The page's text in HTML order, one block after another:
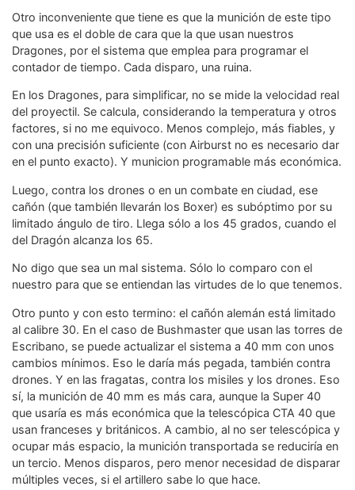
Otro inconveniente que tiene es que la munición de este tipo
que usa es el doble de cara que la que usan nuestros
Dragones, por el sistema que emplea para programar el
contador de tiempo. Cada disparo, una ruina.
En los Dragones, para simplificar, no se mide la velocidad real
del proyectil. Se calcula, considerando la temperatura y otros
factores, si no me equivoco. Menos complejo, más fiables, y
con una precisión suficiente (con Airburst no es necesario dar
en el punto exacto). Y municion programable más económica.
Luego, contra los drones o en un combate en ciudad, ese
cañón (que también llevarán los Boxer) es subóptimo por su
limitado ángulo de tiro. Llega sólo a los 45 grados, cuando el
del Dragón alcanza los 65.
No digo que sea un mal sistema. Sólo lo comparo con el
nuestro para que se entiendan las virtudes de lo que tenemos.
Otro punto y con esto termino: el cañón alemán está limitado
al calibre 30. En el caso de Bushmaster que usan las torres de
Escribano, se puede actualizar el sistema a 40 mm con unos
cambios mínimos. Eso le daría más pegada, también contra
drones. Y en las fragatas, contra los misiles y los drones. Eso
sí, la munición de 40 mm es más cara, aunque la Super 40
que usaría es más económica que la telescópica CTA 40 que
usan franceses y británicos. A cambio, al no ser telescópica y
ocupar más espacio, la munición transportada se reduciría en
un tercio. Menos disparos, pero menor necesidad de disparar
múltiples veces, si el artillero sabe lo que hace.